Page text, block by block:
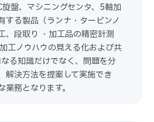
盤、マシニングセンタ、5軸加
する製品（ランナ・タービンノ
、段取り ・加工品の精密計測
工ノウハウの見える化および共
る知識だけでなく、問題を分
解決方法を提案して実施でき
務となります。